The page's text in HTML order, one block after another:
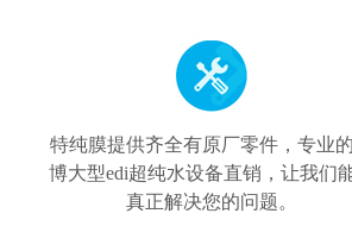
特纯膜提供齐全有原厂零件，专业
博大型edi超纯水设备直销，让我们
真正解决您的问题。